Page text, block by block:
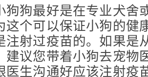
狗狗最好是在专业犬舍
这个可以保证小狗的健
注射过疫苗的。如果是
建议您带着小狗去宠物
医生沟通好应该注射疫